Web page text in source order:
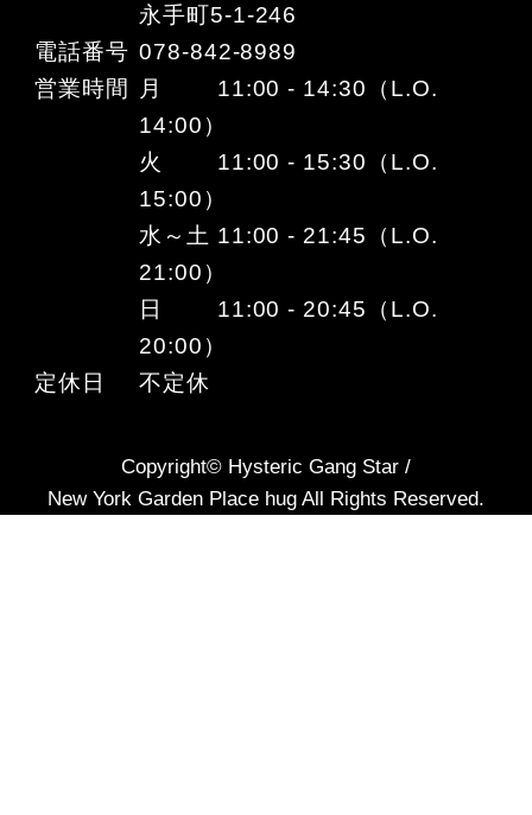
永手町5-1-246
電話番号 078-842-8989
営業時間
月 11:00 - 14:30（L.O.
14:00）
火 11:00 - 15:30（L.O.
15:00）
水～土 11:00 - 21:45（L.O.
21:00）
日 11:00 - 20:45（L.O.
20:00）
定休日
不定休
Copyright© Hysteric Gang Star /
New York Garden Place hug All Rights Reserved.